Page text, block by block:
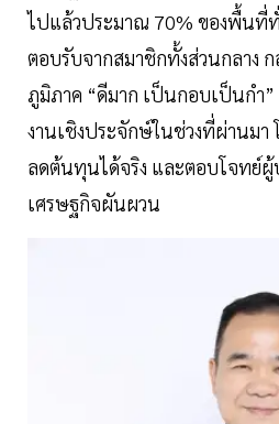
ไปแล้วประมาณ 70% ของพื้นที่ทั่
ตอบรับจากสมาชิกทั้งส่วนกลาง
ภูมิภาค “ดีมาก เป็นกอบเป็นกำ
งานเชิงประจักษ์ในช่วงที่ผ่านมา
ลดต้นทุนได้จริง และตอบโจทย์ผู้
เศรษฐกิจผันผวน